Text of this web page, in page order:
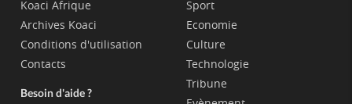
Koaci Afrique
Archives Koaci
Conditions d'utilisation
Contacts
Besoin d'aide ?
Sport
Economie
Culture
Technologie
Tribune